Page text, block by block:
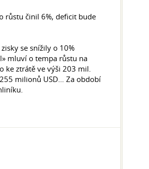
růstu činil 6%, deficit bude
se snížily o 10%
mluví o tempa růstu na
ke ztrátě ve výši 203 mil.
milionů USD… Za období